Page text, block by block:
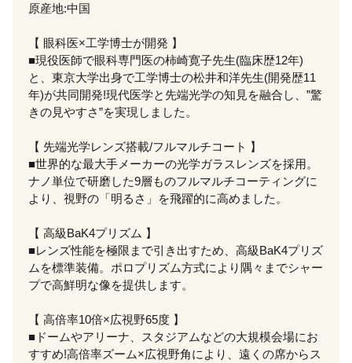
原産地:中国
【 眼科医×工学博士が開発 】
■現役医師で眼科専門医の柿崎寛子先生(臨床歴12年)
と、東京大学出身で工学博士の松井和洋先生(開発歴11
年)が共同開発!現代医学と先端光学の知見を融合し、”驚
きの見やすさ”を実現しました。
【 先端光学レンズ搭載/フルマルチコート 】
■世界的な最大手メーカーの光学ガラスレンズを採用。
ナノ単位で研磨した9層ものフルマルチコーティングに
より、視野の「明るさ」を飛躍的に高めました。
【 高級BaK4プリズム 】
■レンズ性能を極限まで引き出すため、高級BaK4プリズ
ムを標準装備。ポロプリズム方式により隅々までシャー
プで高鮮明な像を提供します。
【 高倍率10倍×広視野65度 】
■ドームやアリーナ、スタジアムなどの大規模会場にお
すすめ!高倍率ズーム×広視野角により、遠くの席からス